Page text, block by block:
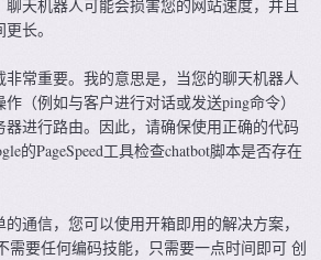
天机器人可能会损害您的网站速度，并且
长。
常重要。我的意思是，当您的聊天机器人
（例如与客户进行对话或发送ping命令）
进行路由。因此，请确保使用正确的代码
的PageSpeed工具检查chatbot脚本是否存在
通信，您可以使用开箱即用的解决方案，
需要任何编码技能，只需要一点时间即可 创